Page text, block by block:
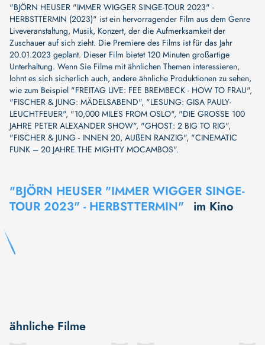
"BJÖRN HEUSER "IMMER WIGGER SINGE-TOUR 2023" -
HERBSTTERMIN (2023)" ist ein hervorragender Film aus dem Genre
Liveveranstaltung, Musik, Konzert, der die Aufmerksamkeit der
Zuschauer auf sich zieht. Die Premiere des Films ist für das Jahr
20.01.2023 geplant. Dieser Film bietet 120 Minuten großartige
Unterhaltung. Wenn Sie Filme mit ähnlichen Themen interessieren,
lohnt es sich sicherlich auch, andere ähnliche Produktionen zu sehen,
wie zum Beispiel "FREITAG LIVE: FEE BREMBECK - HOW TO FRAU",
"FISCHER & JUNG: MÄDELSABEND", "LESUNG: GISA PAULY-
LEUCHTFEUER", "10,000 MILES FROM OSLO", "DIE GROSSE 100
JAHRE PETER ALEXANDER SHOW", "GHOST: 2 BIG TO RIG",
"FISCHER & JUNG - INNEN 20, AUßEN RANZIG", "CINEMATIC
FUNK – 20 JAHRE THE MIGHTY MOCAMBOS".
"BJÖRN HEUSER "IMMER WIGGER SINGE-
TOUR 2023" - HERBSTTERMIN"
im Kino
ähnliche Filme